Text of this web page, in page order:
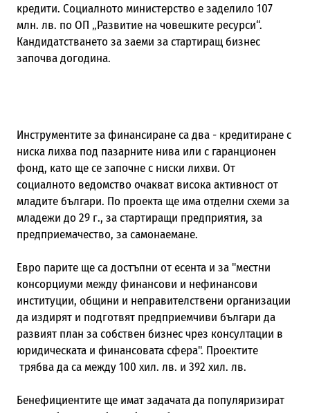
кредити. Социалното министерство е заделило 107
млн. лв. по ОП „Развитие на човешките ресурси“.
Кандидатстването за заеми за стартиращ бизнес
започва догодина.
Инструментите за финансиране са два - кредитиране с
ниска лихва под пазарните нива или с гаранционен
фонд, като ще се започне с ниски лихви. От
социалното ведомство очакват висока активност от
младите българи. По проекта ще има отделни схеми за
младежи до 29 г., за стартиращи предприятия, за
предприемачество, за самонаемане.
Евро парите ще са достъпни от есента и за "местни
консорциуми между финансови и нефинансови
институции, общини и неправителствени организации
да издирят и подготвят предприемчиви българи да
развият план за собствен бизнес чрез консултации в
юридическата и финансовата сфера". Проектите
трябва да са между 100 хил. лв. и 392 хил. лв.
Бенефициентите ще имат задачата да популяризират